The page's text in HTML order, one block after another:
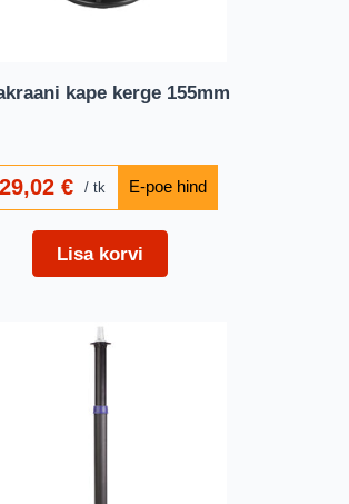
kape kerge 155mm
29,02 € tk
Lisa korvi